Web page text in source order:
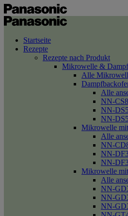
Startseite
Rezepte
Rezepte nach Produkt
Mikrowelle &
Alle
Alle
NN-
NN-
NN-
Mikrowelle
Alle
NN-
NN-
NN-
Mikrowelle
Alle
NN-
NN-
NN-